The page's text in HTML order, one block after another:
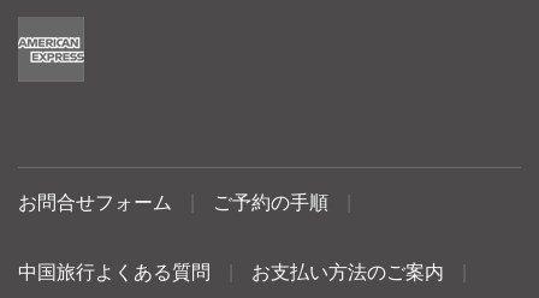
お問合せフォーム ご予約の手順
中国旅行よくある質問 お支払い方法のご案内